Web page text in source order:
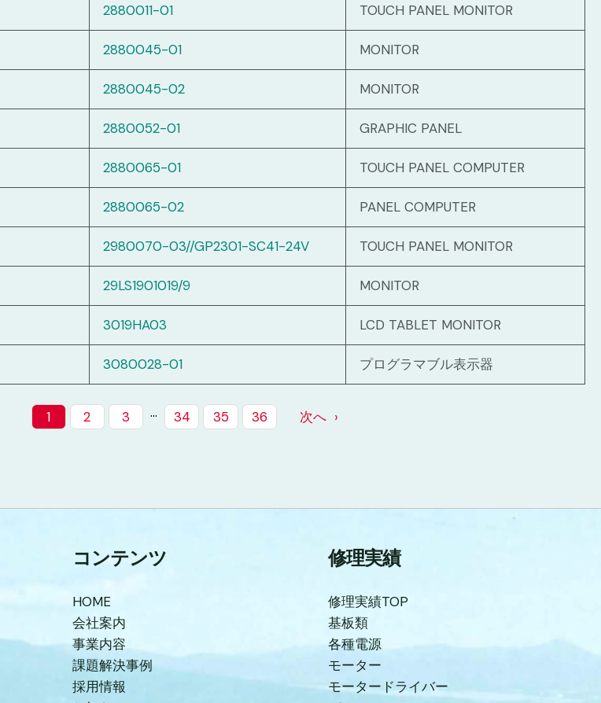
2880011-01 TOUCH PANEL MONITOR
2880045-01 MONITOR
2880045-02 MONITOR
2880052-01 GRAPHIC PANEL
2880065-01 TOUCH PANEL COMPUTER
2880065-02 PANEL COMPUTER
2980070-03//GP2301-SC41-24V TOUCH PANEL MONITOR
29LS1901019/9 MONITOR
3019HA03 LCD TABLET MONITOR
3080028-01 プログラマブル表示器
1 2 3 … 34 35 36 次へ
コンテンツ
HOME
会社案内
事業内容
課題解決事例
採用情報
修理実績
修理実績TOP
基板類
各種電源
モーター
モータードライバー